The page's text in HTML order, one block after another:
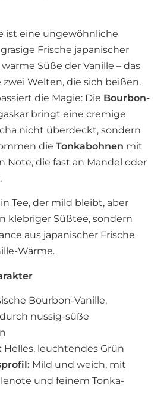
ist eine ungewöhnliche
Frische japanischer
Süße der Vanille – das
Welten, die sich beißen.
die Magie: Die Bourbon-
bringt eine cremige
nicht überdeckt, sondern
die Tonkabohnen mit
Note, die fast an Mandel oder
Tee, der mild bleibt, aber
klebriger Süßtee, sondern
aus japanischer Frische
Wärme.
Bourbon-Vanille,
nussig-süße
Helles, leuchtendes Grün
Mild und weich, mit
und feinem Tonka-